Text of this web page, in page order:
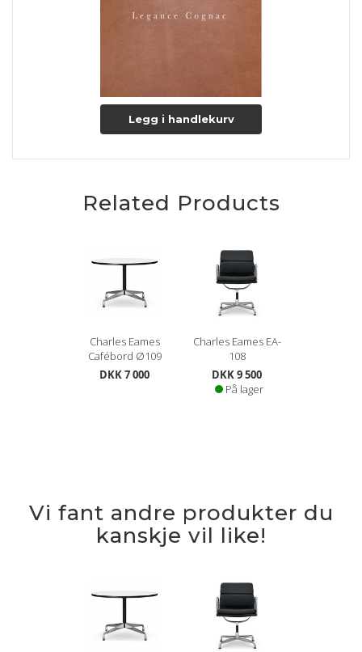
fra dyrets aktive liv. Disse naturlige karakteristika tilføjer en
har en glat, blank og åndbar overflade.
Dette læder er kendetegnet ved sin vilde sortering, hvilket
ofte resulterer i flere naturlige ar og mærker fra dyrets liv.
originalitet.
noget af dyrets naturlige fedt af overfladen. Dette medvirker
modstandsdygtig anilinlædertype, som med tiden udvikler en
smuk patina, der forbedrer dens udseende.
Lædertykkelse: 1-1,2 mm.
Legg i handlekurv
Related Products
Charles Eames
Cafébord Ø109
DKK 7 000
Charles Eames EA-
108
DKK 9 500
På lager
Vi fant andre produkter du
kanskje vil like!